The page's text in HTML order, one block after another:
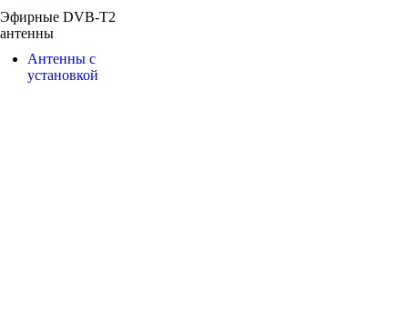
Эфирные DVB-T2
антенны
Антенны с
установкой